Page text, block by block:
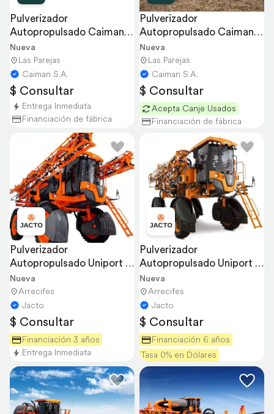
Pulverizador
Autopropulsado Caiman
SE
Nueva
Las Parejas
Caiman S.A.
$ Consultar
Entrega Inmediata
Financiación de fábrica
Pulverizador
Autopropulsado Caiman
SP
Nueva
Las Parejas
Caiman S.A.
$ Consultar
Acepta Canje Usados
Financiación de fábrica
Pulverizador
Autopropulsado Uniport
3030
Nueva
Arrecifes
Jacto
$ Consultar
Financiación 3 años
Entrega Inmediata
Pulverizador
Autopropulsado Uniport
2530
Nueva
Arrecifes
Jacto
$ Consultar
Financiación 6 años
Tasa 0% en Dólares